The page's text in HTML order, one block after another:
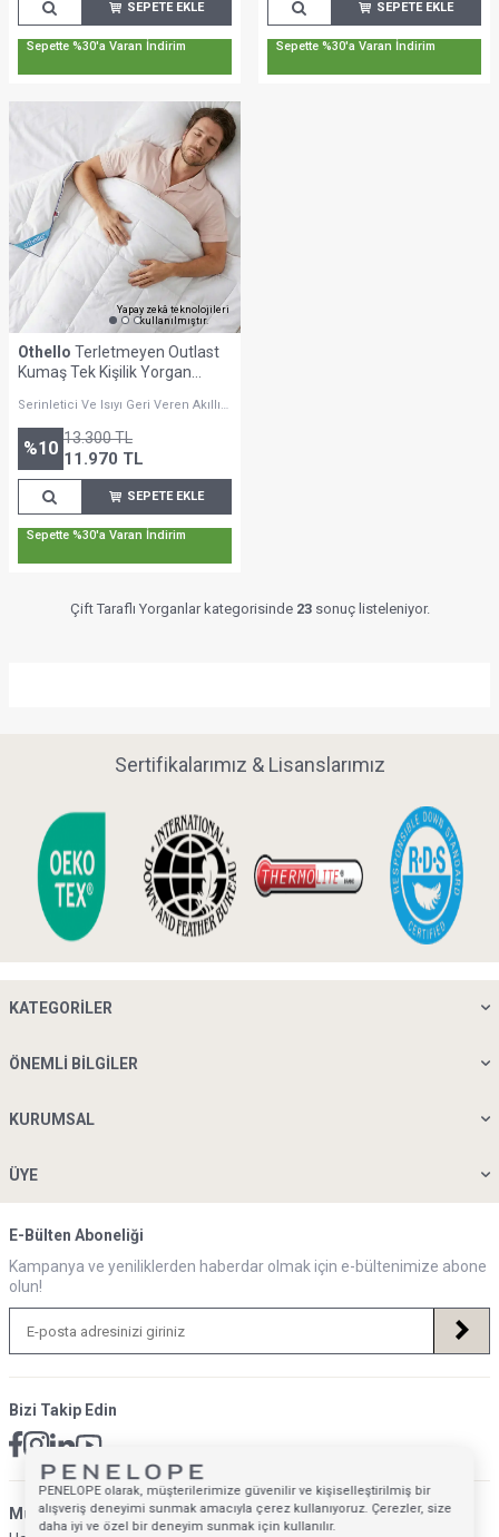
SEPETE EKLE
Sepette %30'a Varan İndirim
SEPETE EKLE
Sepette %30'a Varan İndirim
Yapay zekâ teknolojileri
kullanılmıştır.
Othello Terletmeyen Outlast
Kumaş Tek Kişilik Yorgan
Serinletici Ve Isıyı Geri Veren Akıllı
%10 13.300TL
11.970 TL
SEPETE EKLE
Sepette %30'a Varan İndirim
Çift Taraflı Yorganlar kategorisinde 23sonuç listeleniyor.
Sertifikalarımız & Lisanslarımız
KATEGORILER
ÖNEMLI BILGILER
KURUMSAL
ÜYE
E-Bülten Aboneliği
Kampanya ve yeniliklerden haberdar olmak için e-bültenimize abone
olun!
Bizi Takip Edin
Müsteri Hizmetleri İletişim Adresi
PENELOPE olarak, müşterilerimize güvenilir ve kişiselleştirilmiş bir
alışveriş deneyimi sunmak amacıyla çerez kullanıyoruz. Çerezler, size
daha iyi ve özel bir deneyim sunmak için kullanılır.